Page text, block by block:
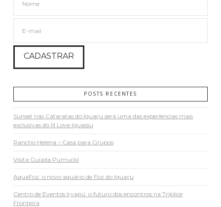
POSTS RECENTES
Sunset nas Cataratas do Iguaçu será uma das experiências mais
exclusivas do III Love Iguassu
Rancho Helena – Casa para Grupos
Visita Guiada Pumuckl
AquaFoz: o novo aquário de Foz do Iguaçu
Centro de Eventos Iryapú: o futuro dos encontros na Tríplice
Fronteira